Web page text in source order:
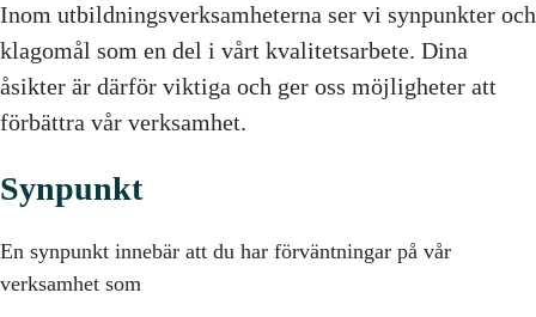
Inom utbildningsverksamheterna ser vi synpunkter och
klagomål som en del i vårt kvalitetsarbete. Dina
åsikter är därför viktiga och ger oss möjligheter att
förbättra vår verksamhet.
Synpunkt
En synpunkt innebär att du har förväntningar på vår
verksamhet som